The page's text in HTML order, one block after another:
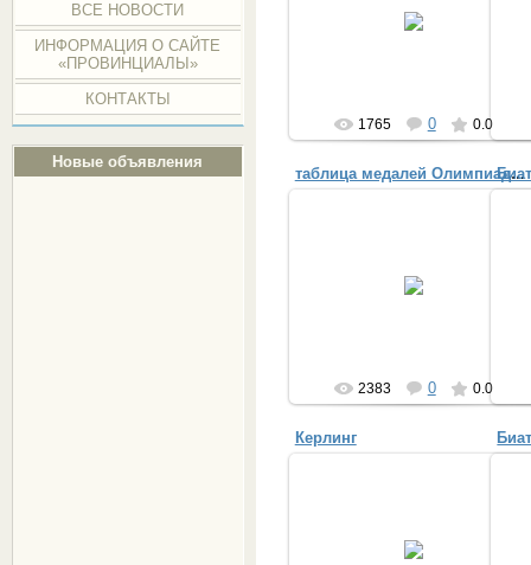
ВСЕ НОВОСТИ
ИНФОРМАЦИЯ О САЙТЕ
«ПРОВИНЦИАЛЫ»
КОНТАКТЫ
Новые объявления
1765 0 0.0
таблица медалей Олимпиады 2014
сейчас на 13 февраля Россия на 7
месте
2383 0 0.0
Керлинг
году кёрлинг был признан